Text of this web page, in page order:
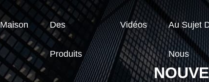
Maison Des
Produits
Vidéos Au Sujet
Nous